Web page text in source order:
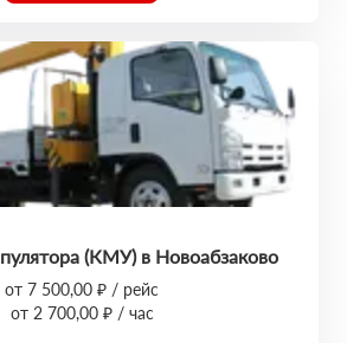
(КМУ) в Новоабзаково
от 7 500,00 ₽ / рейс
от 2 700,00 ₽ / час